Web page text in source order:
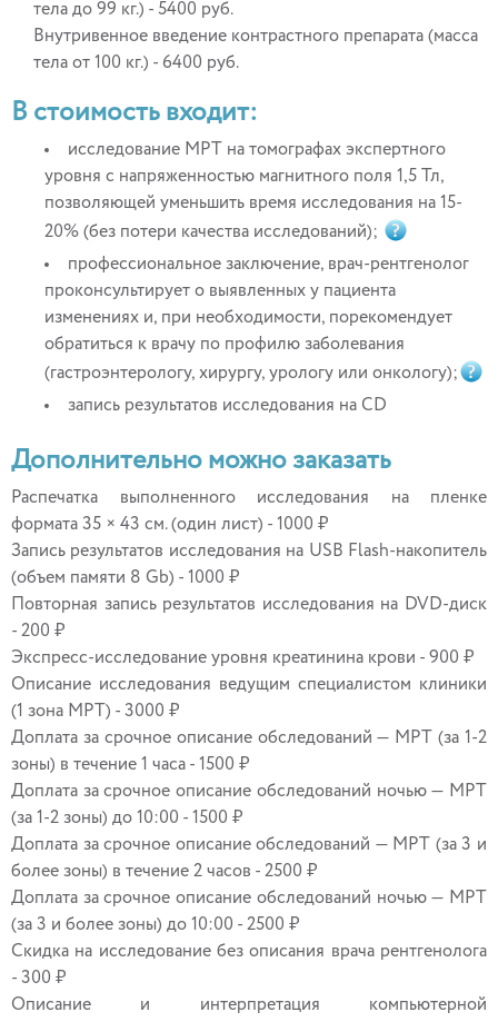
тела до 99 кг.) - 5400 руб.
Внутривенное введение контрастного препарата (масса
тела от 100 кг.) - 6400 руб.
В стоимость входит:
исследование МРТ на томографах экспертного
уровня с напряженностью магнитного поля 1,5 Тл,
позволяющей уменьшить время исследования на 15-
20% (без потери качества исследований);
профессиональное заключение, врач-рентгенолог
проконсультирует о выявленных у пациента
изменениях и, при необходимости, порекомендует
обратиться к врачу по профилю заболевания
(гастроэнтерологу, хирургу, урологу или онкологу);
запись результатов исследования на CD
Дополнительно можно заказать
Распечатка выполненного исследования на пленке
формата 35 × 43 см. (один лист) - 1000 ₽
Запись результатов исследования на USB Flash-накопитель
(объем памяти 8 Gb) - 1000 ₽
Повторная запись результатов исследования на DVD-диск
- 200 ₽
Экспресс-исследование уровня креатинина крови - 900 ₽
Описание исследования ведущим специалистом клиники
(1 зона МРТ) - 3000 ₽
Доплата за срочное описание обследований — МРТ (за 1-2
зоны) в течение 1 часа - 1500 ₽
Доплата за срочное описание обследований ночью — МРТ
(за 1-2 зоны) до 10:00 - 1500 ₽
Доплата за срочное описание обследований — МРТ (за 3 и
более зоны) в течение 2 часов - 2500 ₽
Доплата за срочное описание обследований ночью — МРТ
(за 3 и более зоны) до 10:00 - 2500 ₽
Скидка на исследование без описания врача рентгенолога
- 300 ₽
Описание и интерпретация компьютерной